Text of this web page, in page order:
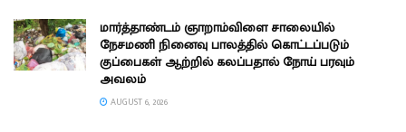
மார்த்தாண்டம் ஞாறாம்விளை சாலையில்
நேசமணி நினைவு பாலத்தில் கொட்டப்படும்
குப்பைகள் ஆற்றில் கலப்பதால் நோய் பரவும்
அவலம்
AUGUST 6, 2026